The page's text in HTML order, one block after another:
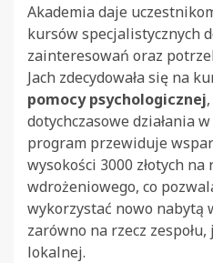
Akademia daje
kursów specjalistycznych
zainteresowań oraz
Jach zdecydowała się na
pomocy psychologicznej
dotychczasowe działania
program przewiduje
wysokości 3000 złotych
wdrożeniowego, co
wykorzystać nowo nabytą
zarówno na rzecz zespołu,
lokalnej.